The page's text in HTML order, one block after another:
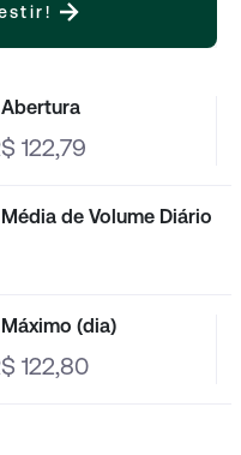
Abertura
122,79
Média de Volume Diário
Máximo (dia)
122,80